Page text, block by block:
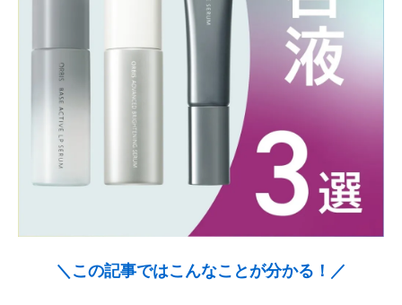
＼この記事ではこんなことが分かる！／